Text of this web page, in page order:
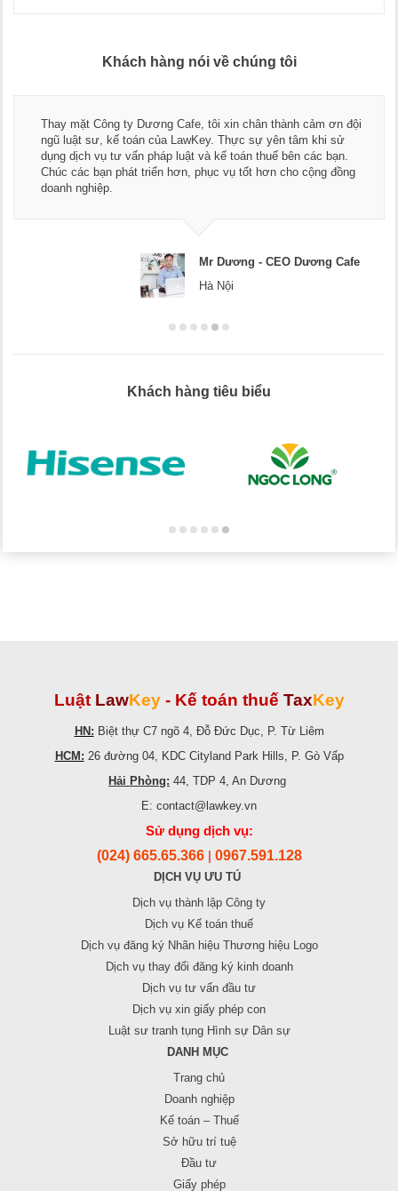
Khách hàng nói về chúng tôi
Thay mặt Công ty Dương Cafe, tôi xin chân thành cảm ơn đội
ngũ luật sư, kế toán của LawKey. Thực sự yên tâm khi sử
dụng dịch vụ tư vấn pháp luật và kế toán thuế bên các bạn.
Chúc các bạn phát triển hơn, phục vụ tốt hơn cho cộng đồng
doanh nghiệp.
Mr Dương - CEO Dương Cafe
Hà Nội
Khách hàng tiêu biểu
Luật LawKey - Kế toán thuế TaxKey
HN: Biệt thự C7 ngõ 4, Đỗ Đức Dục, P. Từ Liêm
HCM: 26 đường 04, KDC Cityland Park Hills, P. Gò Vấp
Hải Phòng: 44, TDP 4, An Dương
E: contact@lawkey.vn
Sử dụng dịch vụ:
(024) 665.65.366 | 0967.591.128
DỊCH VỤ ƯU TÚ
Dịch vụ thành lập Công ty
Dịch vụ Kế toán thuế
Dịch vụ đăng ký Nhãn hiệu Thương hiệu Logo
Dịch vụ thay đổi đăng ký kinh doanh
Dịch vụ tư vấn đầu tư
Dịch vụ xin giấy phép con
Luật sư tranh tụng Hình sự Dân sự
DANH MỤC
Trang chủ
Doanh nghiệp
Kế toán – Thuế
Sở hữu trí tuệ
Đầu tư
Giấy phép